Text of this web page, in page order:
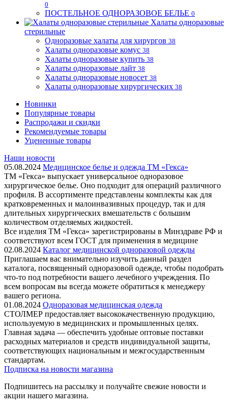
0
ПОСТЕЛЬНОЕ ОДНОРАЗОВОЕ БЕЛЬЕ 0
Халаты одноразовые
стерильные
Одноразовые халаты для хирургов 38
Халаты одноразовые комус 38
Халаты одноразовые купить 38
Халаты одноразовые лайт 38
Халаты одноразовые новосет 38
Халаты одноразовые хирургических 38
Новинки
Популярные товары
Распродажи и скидки
Рекомендуемые товары
Уцененные товары
Наши новости
05.08.2024 Медицинское белье и одежда ТМ «Гекса»
ТМ «Гекса» выпускает универсальное одноразовое
хирургическое белье. Оно подходит для операций различного
профиля. В ассортименте представлены комплекты как для
кратковременных и малоинвазивных процедур, так и для
длительных хирургических вмешательств с большим
количеством отделяемых жидкостей.
Все изделия ТМ «Гекса» зарегистрированы в Минздраве РФ и
соответствуют всем ГОСТ для применения в медицине
02.08.2024 Каталог медицинской одноразовой одежды
Приглашаем вас внимательно изучить данный раздел
каталога, посвященный одноразовой одежде, чтобы подобрать
что-то под потребности вашего лечебного учреждения. По
всем вопросам вы всегда можете обратиться к менеджеру
вашего региона.
01.08.2024 Одноразовая медицинская одежда
СТОЛМЕР предоставляет высококачественную продукцию,
используемую в медицинских и промышленных целях.
Главная задача — обеспечить удобные оптовые поставки
расходных материалов и средств индивидуальной защиты,
соответствующих национальным и межгосударственным
стандартам.
Подписка на новости магазина
Подпишитесь на рассылку и получайте свежие новости и
акции нашего магазина.